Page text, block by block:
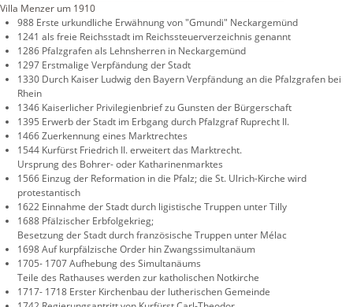
Villa Menzer um 1910
988 Erste urkundliche Erwähnung von "Gmundi" Neckargemünd
1241 als freie Reichsstadt im Reichssteuerverzeichnis genannt
1286 Pfalzgrafen als Lehnsherren in Neckargemünd
1297 Erstmalige Verpfändung der Stadt
1330 Durch Kaiser Ludwig den Bayern Verpfändung an die Pfalzgrafen bei
Rhein
1346 Kaiserlicher Privilegienbrief zu Gunsten der Bürgerschaft
1395 Erwerb der Stadt im Erbgang durch Pfalzgraf Ruprecht II.
1466 Zuerkennung eines Marktrechtes
1544 Kurfürst Friedrich II. erweitert das Marktrecht.
Ursprung des Bohrer- oder Katharinenmarktes
1566 Einzug der Reformation in die Pfalz; die St. Ulrich-Kirche wird
protestantisch
1622 Einnahme der Stadt durch ligistische Truppen unter Tilly
1688 Pfälzischer Erbfolgekrieg;
Besetzung der Stadt durch französische Truppen unter Mélac
1698 Auf kurpfälzische Order hin Zwangssimultanäum
1705- 1707 Aufhebung des Simultanäums
Teile des Rathauses werden zur katholischen Notkirche
1717- 1718 Erster Kirchenbau der lutherischen Gemeinde